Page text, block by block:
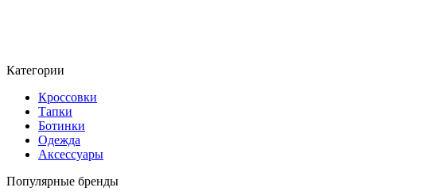
Категории
Кроссовки
Тапки
Ботинки
Одежда
Аксессуары
Популярные бренды